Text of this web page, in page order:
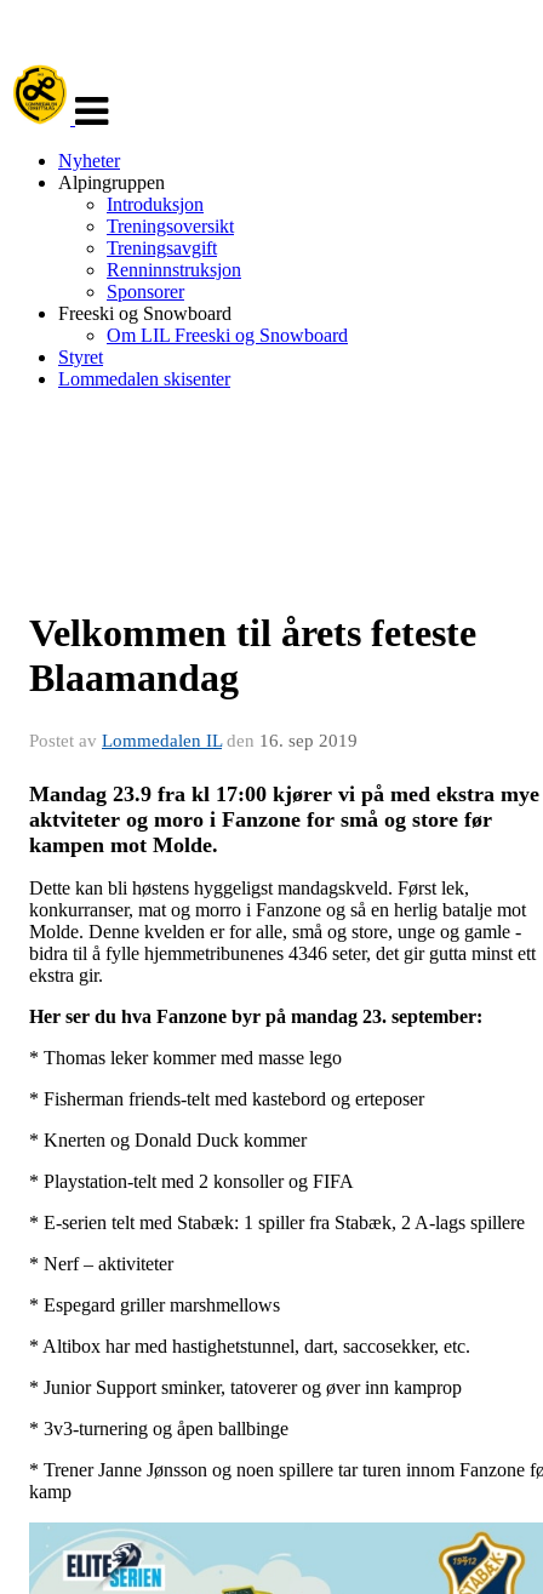
navigasjon
Nyheter
Alpingruppen
Introduksjon
Treningsoversikt
Treningsavgift
Renninnstruksjon
Sponsorer
Freeski og Snowboard
Om LIL Freeski og Snowboard
Styret
Lommedalen skisenter
Velkommen til årets feteste
Blaamandag
Postet av Lommedalen ILden 16. sep 2019
Mandag 23.9 fra kl 17:00 kjører vi på med ekstra mye
aktviteter og moro i Fanzone for små og store før
kampen mot Molde.
Dette kan bli høstens hyggeligst mandagskveld. Først lek,
konkurranser, mat og morro i Fanzone og så en herlig batalje mot
Molde. Denne kvelden er for alle, små og store, unge og gamle -
bidra til å fylle hjemmetribunenes 4346 seter, det gir gutta minst ett
ekstra gir.
Her ser du hva Fanzone byr på mandag 23. september:
* Thomas leker kommer med masse lego
* Fisherman friends-telt med kastebord og erteposer
* Knerten og Donald Duck kommer
* Playstation-telt med 2 konsoller og FIFA
* E-serien telt med Stabæk: 1 spiller fra Stabæk, 2 A-lags spillere
* Nerf – aktiviteter
* Espegard griller marshmellows
* Altibox har med hastighetstunnel, dart, saccosekker, etc.
* Junior Support sminker, tatoverer og øver inn kamprop
* 3v3-turnering og åpen ballbinge
* Trener Janne Jønsson og noen spillere tar turen innom Fanzone
kamp